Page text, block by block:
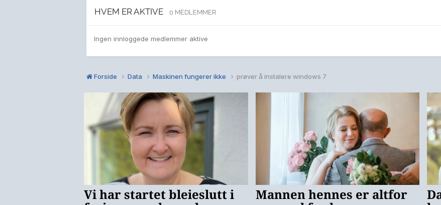
HVEM ER AKTIVE 0 MEDLEMMER
Ingen innloggede medlemmer aktive
Forside Data Maskinen fungerer ikke prøver å instalere windows 7